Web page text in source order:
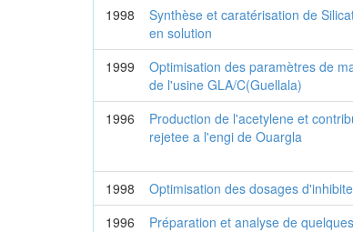
1998
Synthèse et caratérisation de
en solution
1999
Optimisation des paramètres de
de l'usine GLA/C(Guellala)
1996
Production de l'acetylene et
rejetee a l'engi de Ouargla
1998
Optimisation des dosages
1996
Préparation et analyse de